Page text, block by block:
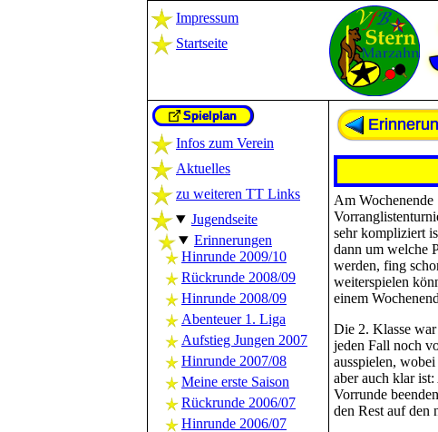
Impressum
Startseite
Spielplan
Infos zum Verein
Aktuelles
zu weiteren TT Links
Jugendseite
Erinnerungen
Hinrunde 2009/10
Rückrunde 2008/09
Hinrunde 2008/09
Abenteuer 1. Liga
Aufstieg Jungen 2007
Hinrunde 2007/08
Meine erste Saison
Rückrunde 2006/07
Hinrunde 2006/07
Am
sehr kompliziert
dann um welche
werden, fing
weiterspielen
einem
Die 2. Klasse war
jeden Fall noch
ausspielen,
aber auch klar
Vorrunde
den Rest auf den